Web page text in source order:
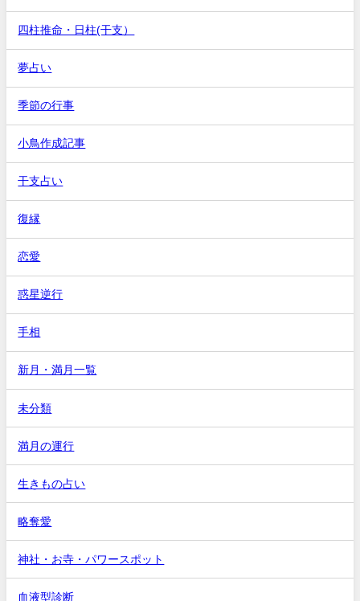
四柱推命・日柱(干支）
夢占い
季節の行事
小鳥作成記事
干支占い
復縁
恋愛
惑星逆行
手相
新月・満月一覧
未分類
満月の運行
生きもの占い
略奪愛
神社・お寺・パワースポット
血液型診断